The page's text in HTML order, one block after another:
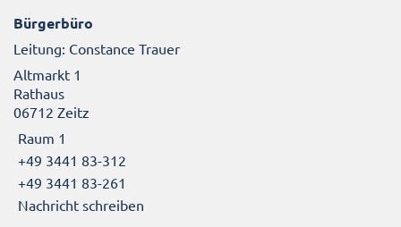
Bürgerbüro
Leitung: Constance Trauer
Altmarkt 1
Rathaus
06712 Zeitz
Raum 1
+49 3441 83-312
+49 3441 83-261
Nachricht schreiben